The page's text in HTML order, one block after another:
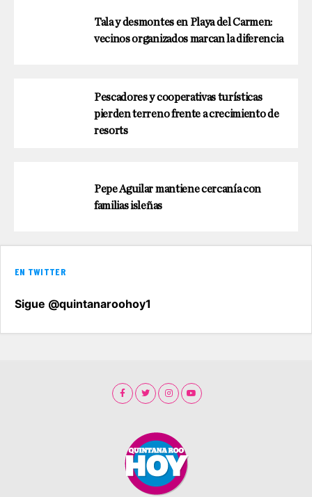
Tala y desmontes en Playa del Carmen:
vecinos organizados marcan la diferencia
Pescadores y cooperativas turísticas
pierden terreno frente a crecimiento de
resorts
Pepe Aguilar mantiene cercanía con
familias isleñas
EN TWITTER
Sigue @quintanaroohoy1